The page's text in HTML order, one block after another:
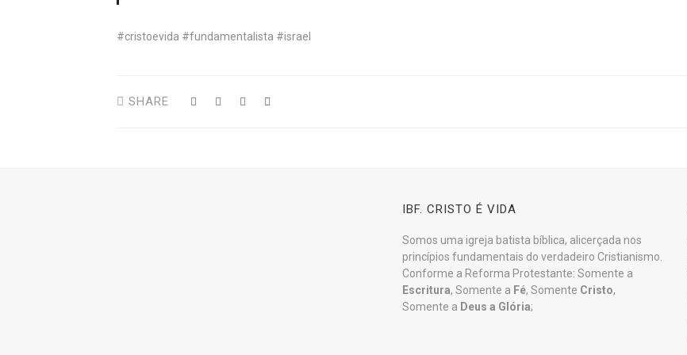
#cristoevida #fundamentalista #israel
SHARE
IBF. CRISTO É VIDA
Somos uma igreja batista bíblica, alicerçada nos
princípios fundamentais do verdadeiro Cristianismo.
Conforme a Reforma Protestante: Somente a
Escritura, Somente a Fé, Somente Cristo,
Somente a Deus a Glória;